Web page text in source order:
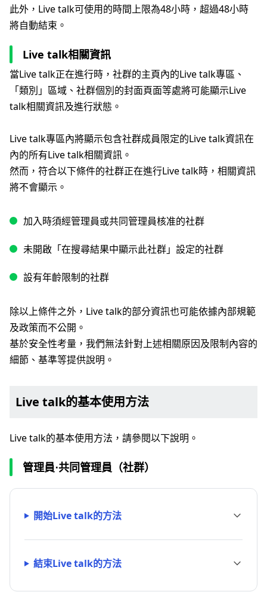
此外，Live talk可使用的時間上限為48小時，超過48小時
將自動結束。
Live talk相關資訊
當Live talk正在進行時，社群的主頁內的Live talk專區、
「類別」區域、社群個別的封面頁面等處將可能顯示Live
talk相關資訊及進行狀態。
Live talk專區內將顯示包含社群成員限定的Live talk資訊在
內的所有Live talk相關資訊。
然而，符合以下條件的社群正在進行Live talk時，相關資訊
將不會顯示。
加入時須經管理員或共同管理員核准的社群
未開啟「在搜尋結果中顯示此社群」設定的社群
設有年齡限制的社群
除以上條件之外，Live talk的部分資訊也可能依據內部規範
及政策而不公開。
基於安全性考量，我們無法針對上述相關原因及限制內容的
細節、基準等提供說明。
Live talk的基本使用方法
Live talk的基本使用方法，請參閱以下說明。
管理員⋅共同管理員（社群）
開始Live talk的方法
結束Live talk的方法